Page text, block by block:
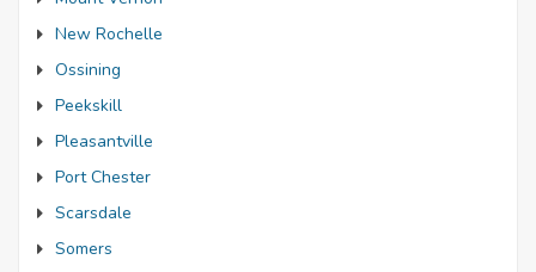
New Rochelle
Ossining
Peekskill
Pleasantville
Port Chester
Scarsdale
Somers